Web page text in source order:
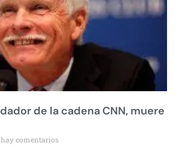
de la cadena CNN, muere
hay comentarios